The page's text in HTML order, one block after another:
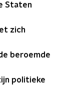
Staten
zich
beroemde
politieke